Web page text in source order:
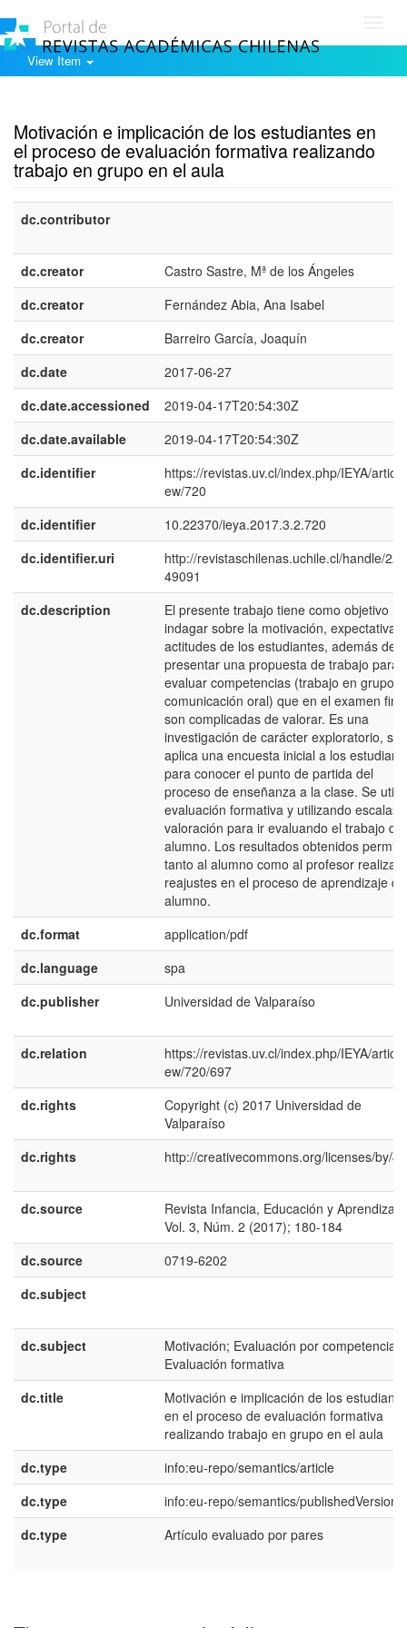
View Item
Motivación e implicación de los estudiantes en
el proceso de evaluación formativa realizando
trabajo en grupo en el aula
dc.contributor
dc.creator
Castro Sastre, Mª de los Ángeles
dc.creator
Fernández Abia, Ana Isabel
dc.creator
Barreiro García, Joaquín
dc.date
2017-06-27
dc.date.accessioned
2019-04-17T20:54:30Z
dc.date.available
2019-04-17T20:54:30Z
dc.identifier
https://revistas.uv.cl/index.php/IEYA/
ew/720
dc.identifier
10.22370/ieya.2017.3.2.720
dc.identifier.uri
http://revistaschilenas.uchile.cl/handle/
49091
dc.description
El presente trabajo tiene como objetivo
indagar sobre la motivación, expectativas
actitudes de los estudiantes, además de
presentar una propuesta de trabajo para
evaluar competencias (trabajo en grupo,
comunicación oral) que en el examen final
son complicadas de valorar. Es una
investigación de carácter exploratorio, se
aplica una encuesta inicial a los
para conocer el punto de partida del
proceso de enseñanza a la clase. Se
evaluación formativa y utilizando escalas
valoración para ir evaluando el trabajo del
alumno. Los resultados obtenidos
tanto al alumno como al profesor realizar
reajustes en el proceso de aprendizaje
alumno.
dc.format
application/pdf
dc.language
spa
dc.publisher
Universidad de Valparaíso
dc.relation
https://revistas.uv.cl/index.php/IEYA/
ew/720/697
dc.rights
Copyright (c) 2017 Universidad de
Valparaíso
dc.rights
http://creativecommons.org/licenses/by/
dc.source
Revista Infancia, Educación y
Vol. 3, Núm. 2 (2017); 180-184
dc.source
0719-6202
dc.subject
dc.subject
Motivación; Evaluación por competencias;
Evaluación formativa
dc.title
Motivación e implicación de los
en el proceso de evaluación formativa
realizando trabajo en grupo en el aula
dc.type
info:eu-repo/semantics/article
dc.type
info:eu-repo/semantics/publishedVersion
dc.type
Artículo evaluado por pares